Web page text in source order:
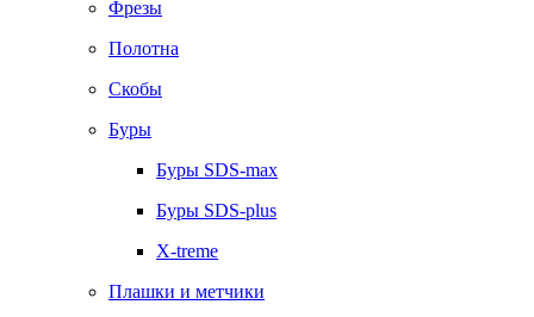
Фрезы
Полотна
Скобы
Буры
Буры SDS-max
Буры SDS-plus
X-treme
Плашки и метчики